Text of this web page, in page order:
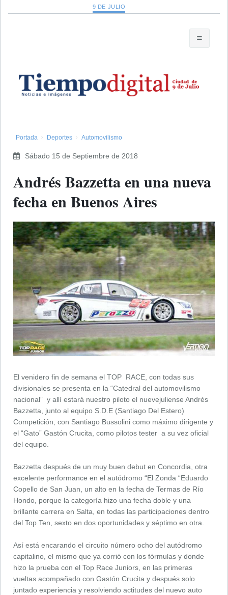
9 DE JULIO
Portada Deportes Automovilismo
Sábado 15 de Septiembre de 2018
Andrés Bazzetta en una nueva
fecha en Buenos Aires
El venidero fin de semana el TOP RACE, con todas sus
divisionales se presenta en la “Catedral del automovilismo
nacional” y allí estará nuestro piloto el nuevejuliense Andrés
Bazzetta, junto al equipo S.D.E (Santiago Del Estero)
Competición, con Santiago Bussolini como máximo dirigente y
el “Gato” Gastón Crucita, como pilotos tester a su vez oficial
del equipo.
Bazzetta después de un muy buen debut en Concordia, otra
excelente performance en el autódromo “El Zonda “Eduardo
Copello de San Juan, un alto en la fecha de Termas de Río
Hondo, porque la categoría hizo una fecha doble y una
brillante carrera en Salta, en todas las participaciones dentro
del Top Ten, sexto en dos oportunidades y séptimo en otra.
Así está encarando el circuito número ocho del autódromo
capitalino, el mismo que ya corrió con los fórmulas y donde
hizo la prueba con el Top Race Juniors, en las primeras
vueltas acompañado con Gastón Crucita y después solo
juntado experiencia y resolviendo actitudes del nuevo auto